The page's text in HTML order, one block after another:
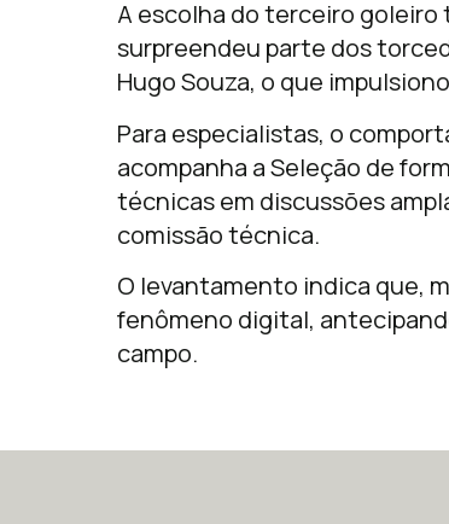
A escolha do terceiro
surpreendeu parte dos
Hugo Souza, o que
Para especialistas, o
acompanha a Seleção de
técnicas em discussões
comissão técnica.
O levantamento indica que,
fenômeno digital,
campo.